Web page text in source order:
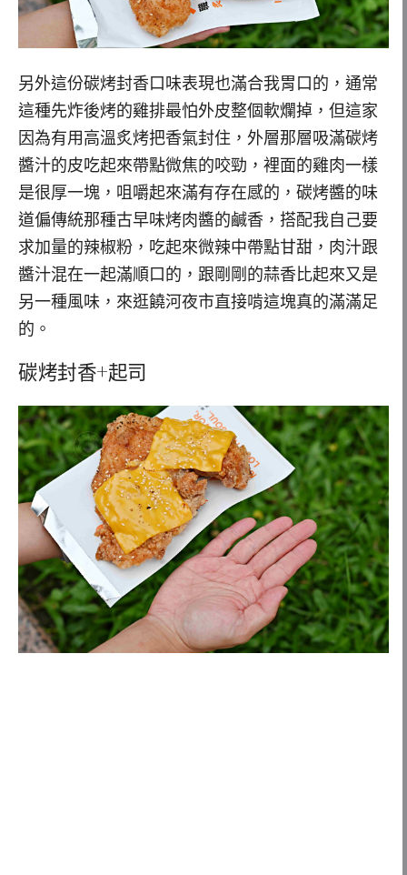
另外這份碳烤封香口味表現也滿合我胃口的，通常
這種先炸後烤的雞排最怕外皮整個軟爛掉，但這家
因為有用高溫炙烤把香氣封住，外層那層吸滿碳烤
醬汁的皮吃起來帶點微焦的咬勁，裡面的雞肉一樣
是很厚一塊，咀嚼起來滿有存在感的，碳烤醬的味
道偏傳統那種古早味烤肉醬的鹹香，搭配我自己要
求加量的辣椒粉，吃起來微辣中帶點甘甜，肉汁跟
醬汁混在一起滿順口的，跟剛剛的蒜香比起來又是
另一種風味，來逛饒河夜市直接啃這塊真的滿滿足
的。
碳烤封香+起司